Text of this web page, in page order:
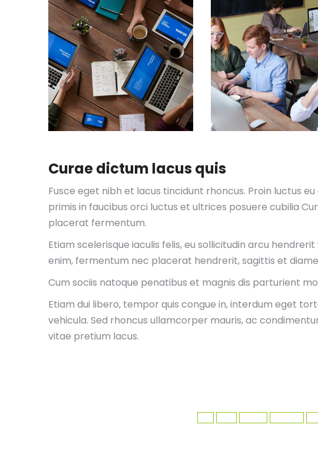
Curae dictum lacus quis
Fusce eget nibh et lacus tincidunt rhoncus. Proin luctus
primis in faucibus orci luctus et ultrices posuere cubilia
placerat fermentum.
Etiam scelerisque iaculis felis, eu sollicitudin arcu
enim, fermentum nec placerat hendrerit, sagittis et
Cum sociis natoque penatibus et magnis dis parturient
Etiam dui libero, tempor quis congue in, interdum eget
vehicula. Sed rhoncus ullamcorper mauris, ac
vitae pretium lacus.